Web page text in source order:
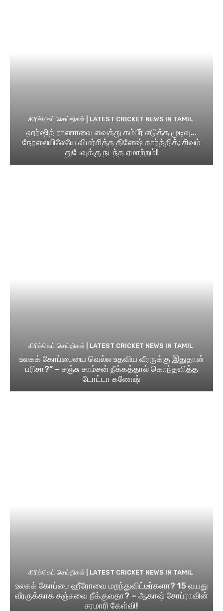
கிரிக்கெட் செய்திகள் | LATEST CRICKET NEWS IN TAMIL
ஹர்ஷித் ராணாவை வைத்து கம்பீர் எடுத்த முடிவு…
நேரலையிலேயே விமர்சித்த தினேஷ் கார்த்திக்; சிவம்
துபேவுக்கு நடந்த ஏமாற்றம்!
கிரிக்கெட் செய்திகள் | LATEST CRICKET NEWS IN TAMIL
உலகக் கோப்பையை வெல்ல உதவிய வீரருக்கு இதுதான்
பரிசா?” – சஞ்சு சாம்சன் நீக்கத்தால் கொந்தளித்த
டோட்டா கணேஷ்
கிரிக்கெட் செய்திகள் | LATEST CRICKET NEWS IN TAMIL
உலகக் கோப்பை ஹீரோவை மறந்துவிட்டீர்களா? 15 வயது
வீரருக்காக சஞ்சுவை நீக்குவதா? – ஆகாஷ் சோப்ராவின்
சரமாரி கேள்வி!